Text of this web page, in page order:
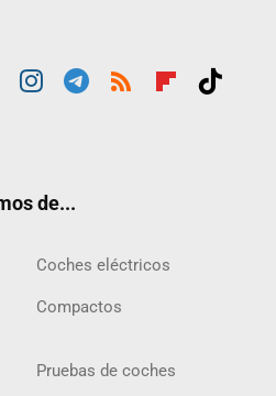
de...
Coches eléctricos
Compactos
Pruebas de coches